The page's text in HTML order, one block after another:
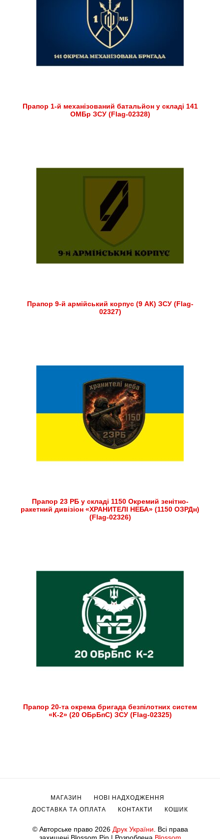
Прапор 1-й механізований батальйон у складі 141
ОМБр ЗСУ (Flag-02328)
Прапор 9-й армійський корпус (9 АК) ЗСУ (Flag-
02327)
Прапор 23 РБ у складі 1150 Окремий зенітно-
ракетний дивізіон «ХРАНИТЕЛІ НЕБА» (1150 ОЗРДн)
(Flag-02326)
Прапор 20-та окрема бригада безпілотних систем
«К-2» (20 ОБрБпС) ЗСУ (Flag-02325)
© Авторське право 2026 Друк України . Всі права
МАГАЗИН
НОВІ НАДХОДЖЕННЯ
ДОСТАВКА ТА ОПЛАТА
КОНТАКТИ КОШИК